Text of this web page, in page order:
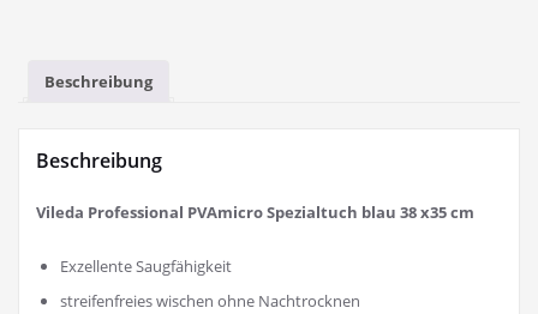
Beschreibung
Beschreibung
Vileda Professional PVAmicro Spezialtuch blau 38 x35 cm
Exzellente Saugfähigkeit
streifenfreies wischen ohne Nachtrocknen